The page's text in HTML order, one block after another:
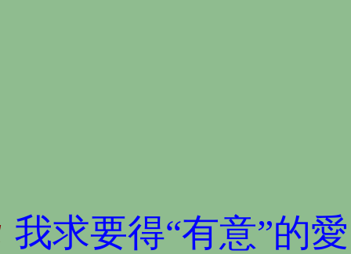
我求要得“有意”的愛